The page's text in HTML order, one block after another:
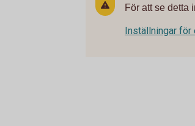
För att se detta
Inställningar för